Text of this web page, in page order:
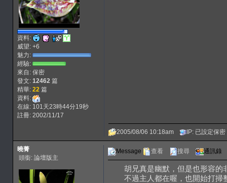
資料:
威望: +6
魅力:
經驗:
來自: 保密
發文: 12462篇
精華: 22篇
資料:
在線: 101天23時44分19秒
註冊: 2002/11/17
2005/08/06 10:18am IP: 已設定保密
曉菁
頭銜: 論壇版主
Message 查看 搜尋 通訊錄
胡兄真是幽默，但是也形容的
不過主人都在喔，也開始打掃